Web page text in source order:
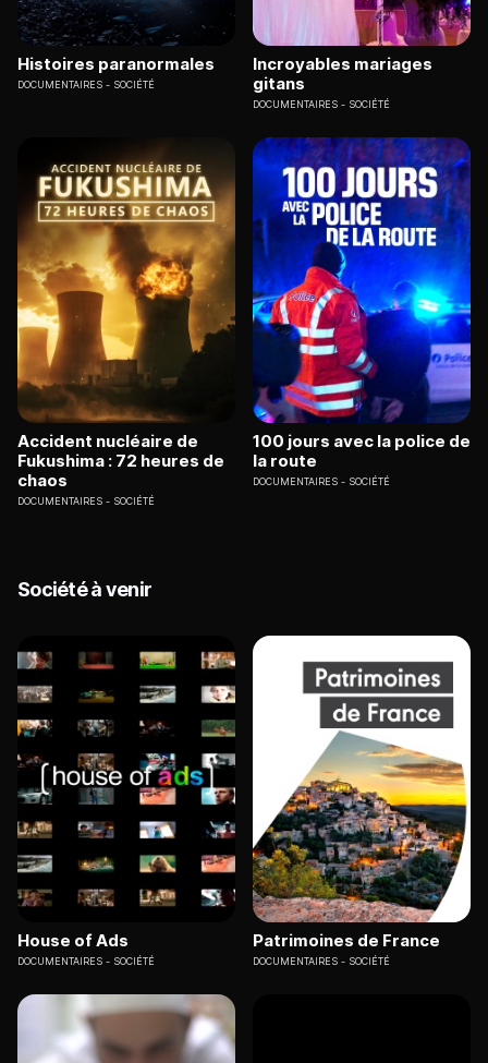
Histoires paranormales
DOCUMENTAIRES SOCIÉTÉ
Incroyables mariages
gitans
DOCUMENTAIRES SOCIÉTÉ
Accident nucléaire de
Fukushima : 72 heures de
chaos
DOCUMENTAIRES SOCIÉTÉ
100 jours avec la police de
la route
DOCUMENTAIRES SOCIÉTÉ
Société à venir
House of Ads
DOCUMENTAIRES SOCIÉTÉ
Patrimoines de France
DOCUMENTAIRES SOCIÉTÉ